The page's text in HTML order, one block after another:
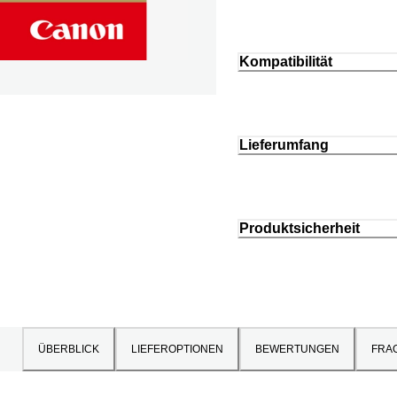
Kompatibilität
Lieferumfang
Produktsicherheit
ÜBERBLICK LIEFEROPTIONEN BEWERTUNGEN